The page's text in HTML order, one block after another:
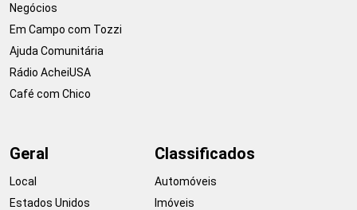
Negócios
Em Campo com Tozzi
Ajuda Comunitária
Rádio AcheiUSA
Café com Chico
Geral
Local
Estados Unidos
Classificados
Automóveis
Imóveis